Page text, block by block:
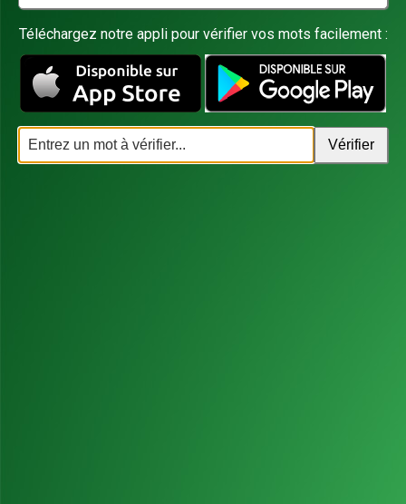
Téléchargez notre appli pour vérifier vos mots facilement :